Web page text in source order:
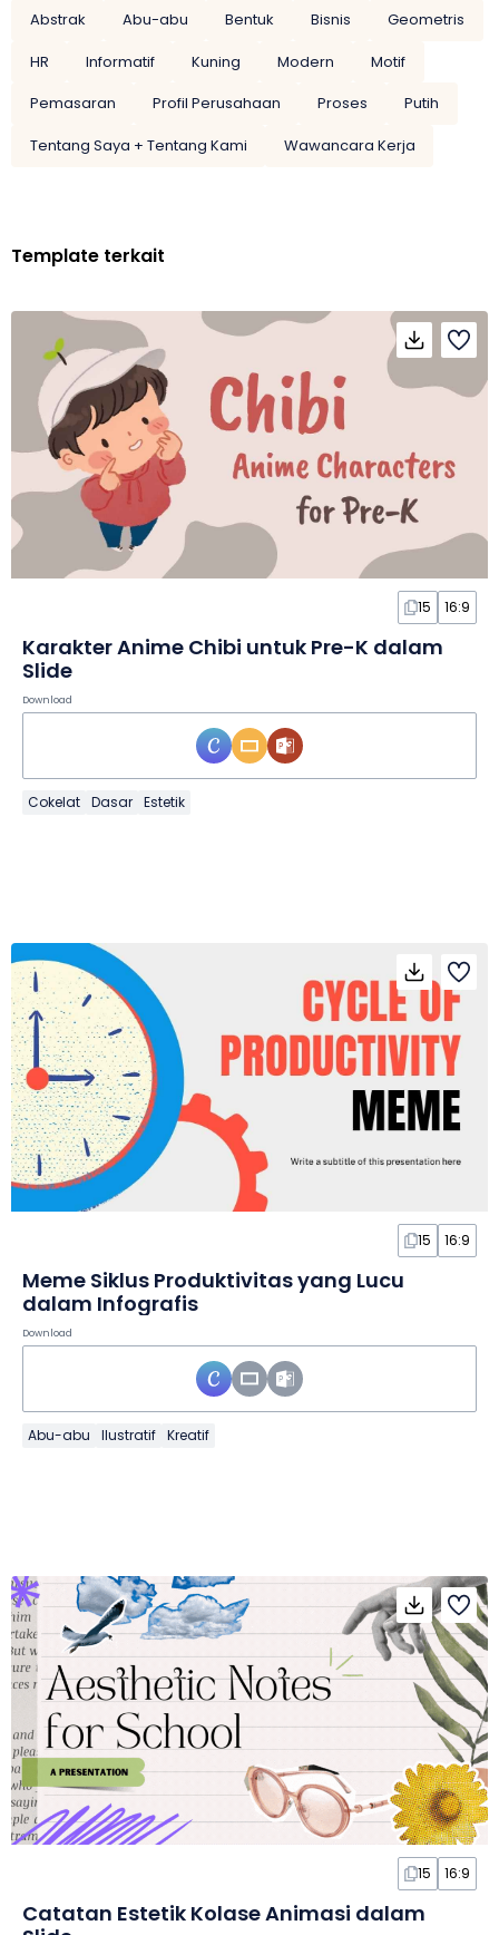
Abstrak Abu-abu Bentuk Bisnis
Geometris
HR
Informatif Kuning Modern
Motif
Pemasaran
Profil Perusahaan Proses
Putih
Tentang Saya + Tentang Kami
Wawancara Kerja
Template terkait
15 16:9
Karakter Anime Chibi untuk Pre-K dalam
Slide
Download
Cokelat Dasar Estetik
15 16:9
Meme Siklus Produktivitas yang Lucu
dalam Infografis
Download
Abu-abu Ilustratif Kreatif
15 16:9
Catatan Estetik Kolase Animasi dalam